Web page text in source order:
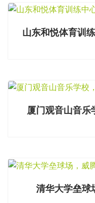
山东和悦体育训
厦门观音山音乐
清华大学垒球